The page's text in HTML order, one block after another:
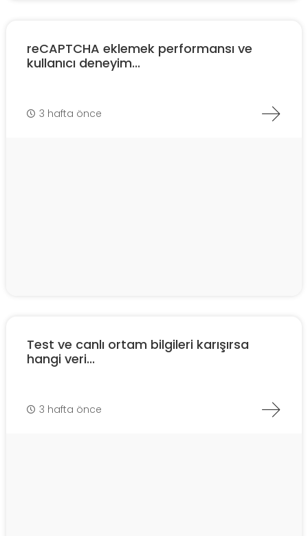
reCAPTCHA eklemek performansı ve
kullanıcı deneyim...
3 hafta önce
Test ve canlı ortam bilgileri karışırsa
hangi veri...
3 hafta önce